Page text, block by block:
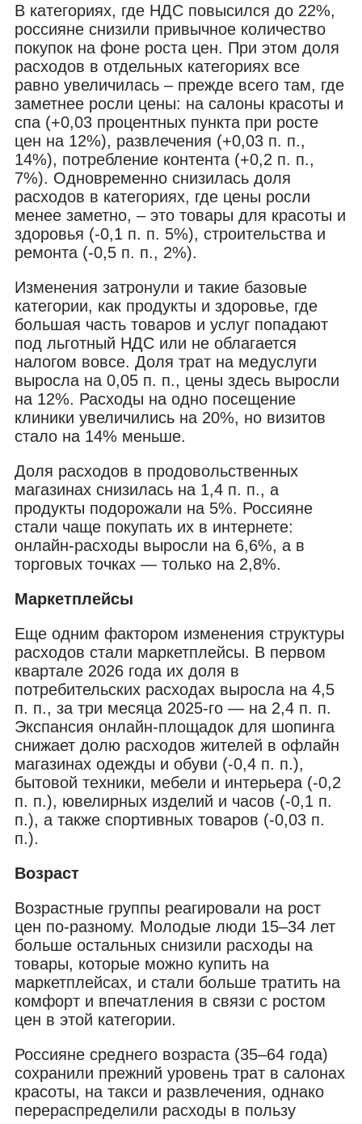
В категориях, где НДС повысился до 22%,
россияне снизили привычное количество
покупок на фоне роста цен. При этом доля
расходов в отдельных категориях все
равно увеличилась – прежде всего там, где
заметнее росли цены: на салоны красоты и
спа (+0,03 процентных пункта при росте
цен на 12%), развлечения (+0,03 п. п.,
14%), потребление контента (+0,2 п. п.,
7%). Одновременно снизилась доля
расходов в категориях, где цены росли
менее заметно, – это товары для красоты и
здоровья (-0,1 п. п. 5%), строительства и
ремонта (-0,5 п. п., 2%).
Изменения затронули и такие базовые
категории, как продукты и здоровье, где
большая часть товаров и услуг попадают
под льготный НДС или не облагается
налогом вовсе. Доля трат на медуслуги
выросла на 0,05 п. п., цены здесь выросли
на 12%. Расходы на одно посещение
клиники увеличились на 20%, но визитов
стало на 14% меньше.
Доля расходов в продовольственных
магазинах снизилась на 1,4 п. п., а
продукты подорожали на 5%. Россияне
стали чаще покупать их в интернете:
онлайн-расходы выросли на 6,6%, а в
торговых точках — только на 2,8%.
Маркетплейсы
Еще одним фактором изменения структуры
расходов стали маркетплейсы. В первом
квартале 2026 года их доля в
потребительских расходах выросла на 4,5
п. п., за три месяца 2025-го — на 2,4 п. п.
Экспансия онлайн-площадок для шопинга
снижает долю расходов жителей в офлайн
магазинах одежды и обуви (-0,4 п. п.),
бытовой техники, мебели и интерьера (-0,2
п. п.), ювелирных изделий и часов (-0,1 п.
п.), а также спортивных товаров (-0,03 п.
п.).
Возраст
Возрастные группы реагировали на рост
цен по-разному. Молодые люди 15–34 лет
больше остальных снизили расходы на
товары, которые можно купить на
маркетплейсах, и стали больше тратить на
комфорт и впечатления в связи с ростом
цен в этой категории.
Россияне среднего возраста (35–64 года)
сохранили прежний уровень трат в салонах
красоты, на такси и развлечения, однако
перераспределили расходы в пользу